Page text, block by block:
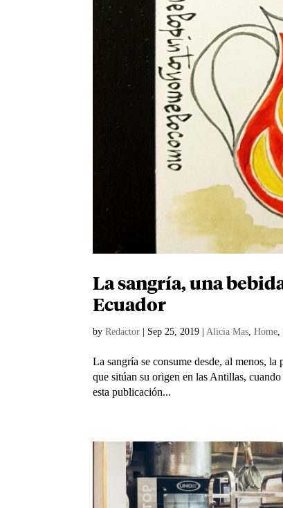
La sangría, una
Ecuador
byRedactor Sep 25, 2019 Alicia Mas ,Home
La sangría se consume desde, al menos,
que sitúan su origen en las Antillas,
esta publicación...